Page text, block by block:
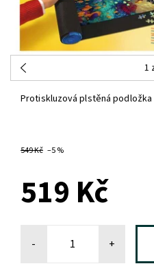
1
Protiskluzová plstěná
549 Kč –5 %
519 Kč
- +